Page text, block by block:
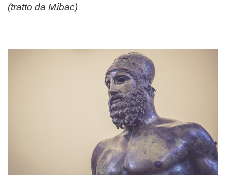
(tratto da Mibac)